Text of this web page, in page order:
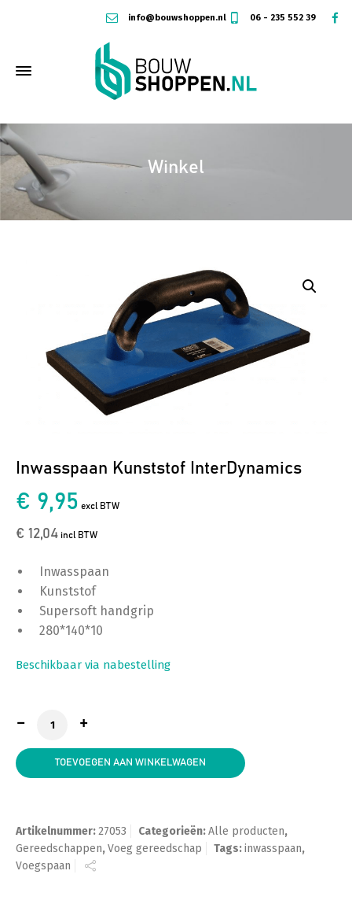
info@bouwshoppen.nl 06 - 235 552 39
Winkel
Inwasspaan Kunststof InterDynamics
€ 9,95 excl BTW
€ 12,04 incl BTW
Inwasspaan
Kunststof
Supersoft handgrip
280*140*10
Beschikbaar via nabestelling
Inwasspaan Kunststof InterDynamics aantal
TOEVOEGEN AAN WINKELWAGEN
Artikelnummer:27053 Categorieën:Alle producten,
Gereedschappen,Voeg gereedschap Tags:inwasspaan,
Voegspaan